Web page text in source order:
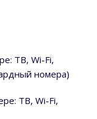
ТВ, Wi-Fi,
номера)
ТВ, Wi-Fi,